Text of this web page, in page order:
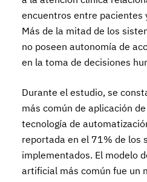
encuentros entre pacientes
Más de la mitad de los
no poseen autonomía de
en la toma de decisiones
Durante el estudio, se
más común de aplicación
tecnología de
reportada en el 71% de los
implementados. El modelo
artificial más común fue un